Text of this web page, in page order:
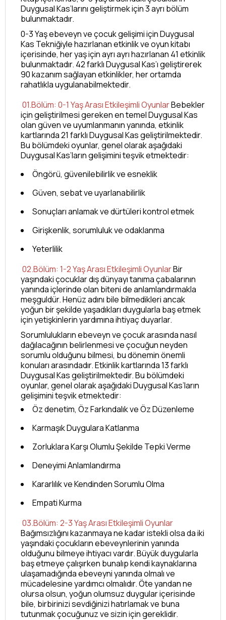
Duygusal Kas’larını geliştirmek için 3 ayrı bölüm
bulunmaktadır.
0-3 Yaş ebeveyn ve çocuk gelişimi için Duygusal
Kas Tekniğiyle hazırlanan etkinlik ve oyun kitabı
içerisinde, her yaş için ayrı ayrı hazırlanan 41 etkinlik
bulunmaktadır. 42 farklı Duygusal Kas’ı geliştirerek
90 kazanım sağlayan etkinlikler, her ortamda
rahatlıkla uygulanabilmektedir.
01.Bölüm: 0-1 Yaş Arası Etkileşimli OyunlarBebekler
için geliştirilmesi gereken en temel Duygusal Kas
olan güven ve uyumlanmanın yanında, etkinlik
kartlarında 21 farklı Duygusal Kas geliştirilmektedir.
Bu bölümdeki oyunlar, genel olarak aşağıdaki
Duygusal Kas’ların gelişimini teşvik etmektedir:
Öngörü, güvenilebilirlik ve esneklik
Güven, sebat ve uyarlanabilirlik
Sonuçları anlamak ve dürtüleri kontrol etmek
Girişkenlik, sorumluluk ve odaklanma
Yeterlilik
02.Bölüm: 1-2 Yaş Arası Etkileşimli OyunlarBir
yaşındaki çocuklar dış dünyayı tanıma çabalarının
yanında içlerinde olan biteni de anlamlandırmakla
meşguldür. Henüz adını bile bilmedikleri ancak
yoğun bir şekilde yaşadıkları duygularla baş etmek
için yetişkinlerin yardımına ihtiyaç duyarlar.
Sorumlulukların ebeveyn ve çocuk arasında nasıl
dağılacağının belirlenmesi ve çocuğun neyden
sorumlu olduğunu bilmesi, bu dönemin önemli
konuları arasındadır. Etkinlik kartlarında 13 farklı
Duygusal Kas geliştirilmektedir. Bu bölümdeki
oyunlar, genel olarak aşağıdaki Duygusal Kas’ların
gelişimini teşvik etmektedir:
Öz denetim, Öz Farkındalık ve Öz Düzenleme
Karmaşık Duygulara Katlanma
Zorluklara Karşı Olumlu Şekilde Tepki Verme
Deneyimi Anlamlandırma
Kararlılık ve Kendinden Sorumlu Olma
Empati Kurma
03.Bölüm: 2-3 Yaş Arası Etkileşimli Oyunlar
Bağımsızlığını kazanmaya ne kadar istekli olsa da iki
yaşındaki çocukların ebeveynlerinin yanında
olduğunu bilmeye ihtiyacı vardır. Büyük duygularla
baş etmeye çalışırken bunalıp kendi kaynaklarına
ulaşamadığında ebeveyni yanında olmalı ve
mücadelesine yardımcı olmalıdır. Öte yandan ne
olursa olsun, yoğun olumsuz duygular içerisinde
bile, birbirinizi sevdiğinizi hatırlamak ve buna
tutunmak çocuğunuz ve sizin için gereklidir.